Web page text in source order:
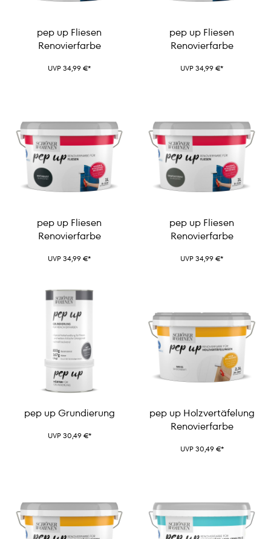
pep up Fliesen
Renovierfarbe
UVP 34,99 €*
pep up Fliesen
Renovierfarbe
UVP 34,99 €*
pep up Fliesen
Renovierfarbe
UVP 34,99 €*
pep up Fliesen
Renovierfarbe
UVP 34,99 €*
pep up Grundierung
UVP 30,49 €*
pep up Holzvertäfelung
Renovierfarbe
UVP 30,49 €*